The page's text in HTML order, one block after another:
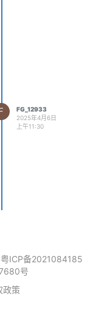
FG_12933
2025年4月6日
上午11:30
粤ICP备2021084185
号
政策